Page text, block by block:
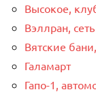
Высокое,
Вэллран,
Вятские
Галамарт
Гапо-1,